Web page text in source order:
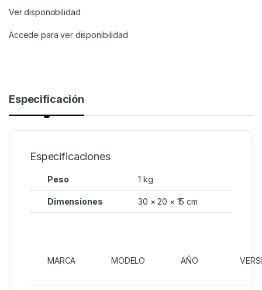
Ver disponobilidad
Accede para ver disponibilidad
Especificación
Especificaciones
Peso 1 kg
Dimensiones 30 × 20 × 15 cm
MARCA MODELO AÑO